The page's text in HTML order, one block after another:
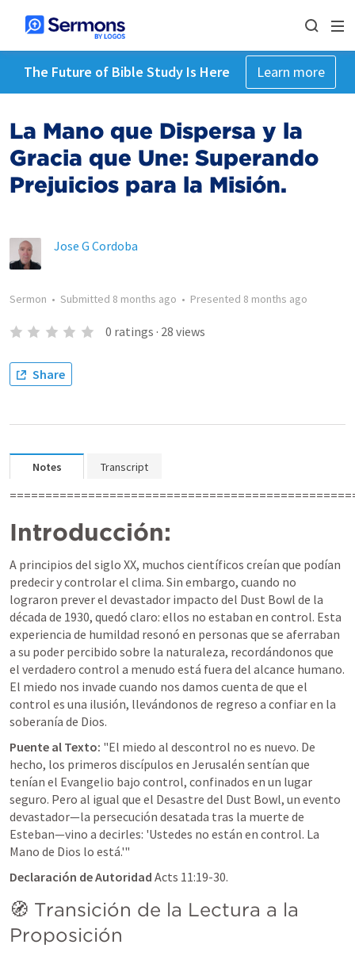
The Future of Bible Study Is Here Learn more
La Mano que Dispersa y la
Gracia que Une: Superando
Prejuicios para la Misión.
Jose G Cordoba
Sermon • Submitted 8 months ago • Presented 8 months ago
0 ratings · 28 views
Share
Notes Transcript
Introducción:
A principios del siglo XX, muchos científicos creían que podían
predecir y controlar el clima. Sin embargo, cuando no
lograron prever el devastador impacto del Dust Bowl de la
década de 1930, quedó claro: ellos no estaban en control. Esta
experiencia de humildad resonó en personas que se aferraban
a su poder percibido sobre la naturaleza, recordándonos que
el verdadero control a menudo está fuera del alcance humano.
El miedo nos invade cuando nos damos cuenta de que el
control es una ilusión, llevándonos de regreso a confiar en la
soberanía de Dios.
Puente al Texto: "El miedo al descontrol no es nuevo. De
hecho, los primeros discípulos en Jerusalén sentían que
tenían el Evangelio bajo control, confinados en un lugar
seguro. Pero al igual que el Desastre del Dust Bowl, un evento
devastador—la persecución desatada tras la muerte de
Esteban—vino a decirles: 'Ustedes no están en control. La
Mano de Dios lo está.'"
Declaración de Autoridad Acts 11:19-30.
🧭 Transición de la Lectura a la
Proposición